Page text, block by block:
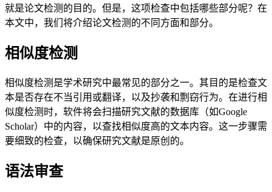
就是论文检测的目的。但是，这项检查中包括哪些部分呢？在
本文中，我们将介绍论文检测的不同方面和部分。
相似度检测
相似度检测是学术研究中最常见的部分之一。其目的是检查文
本是否存在不当引用或翻译，以及抄袭和剽窃行为。在进行相
似度检测时，软件将会扫描研究文献的数据库（如Google
Scholar）中的内容，以查找相似度高的文本内容。这一步骤需
要细致的检查，以确保研究文献是原创的。
语法审查